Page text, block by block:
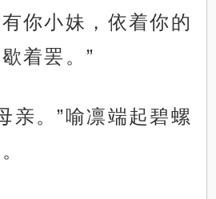
你小妹，依着你的
着罢。”
亲。”喻凛端起碧螺